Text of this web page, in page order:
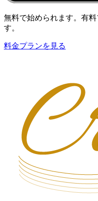
無料で始められます。有
す。
料金プランを見る